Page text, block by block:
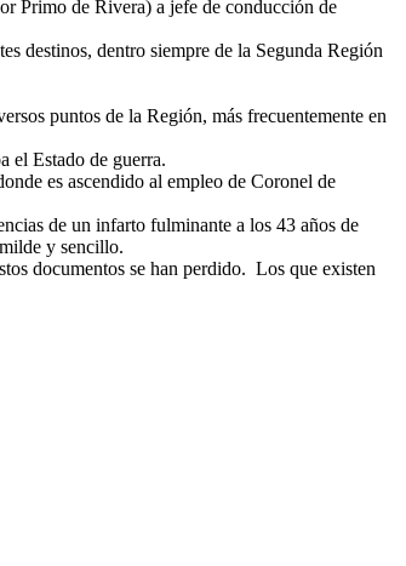
Primo de Rivera) a jefe de conducción de
destinos, dentro siempre de la Segunda Región
puntos de la Región, más frecuentemente en
el Estado de guerra.
es ascendido al empleo de Coronel de
de un infarto fulminante a los 43 años de
y sencillo.
documentos se han perdido. Los que existen